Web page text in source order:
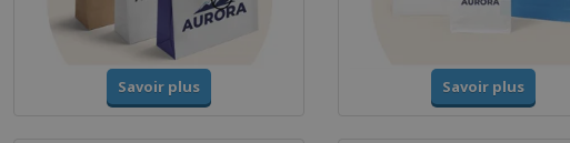
Savoir plus Savoir plus